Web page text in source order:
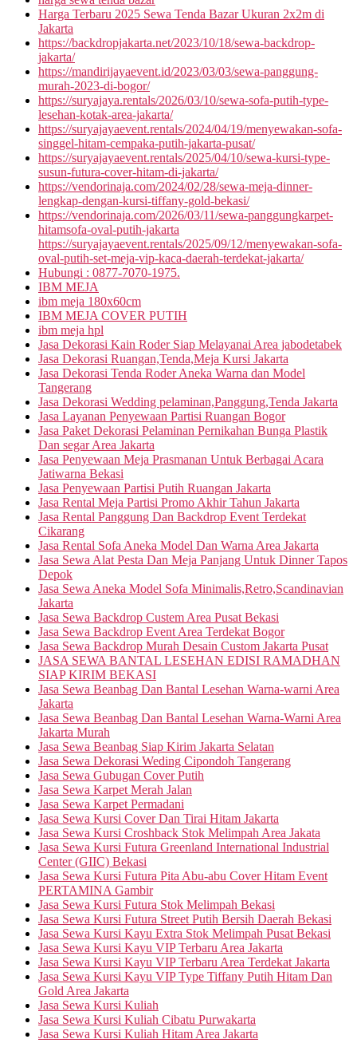
Harga Terbaru 2025 Sewa Tenda Bazar Ukuran 2x2m di
Jakarta
https://backdropjakarta.net/2023/10/18/sewa-backdrop-
jakarta/
https://mandirijayaevent.id/2023/03/03/sewa-panggung-
murah-2023-di-bogor/
https://suryajaya.rentals/2026/03/10/sewa-sofa-putih-type-
lesehan-kotak-area-jakarta/
https://suryajayaevent.rentals/2024/04/19/menyewakan-sofa-
singgel-hitam-cempaka-putih-jakarta-pusat/
https://suryajayaevent.rentals/2025/04/10/sewa-kursi-type-
susun-futura-cover-hitam-di-jakarta/
https://vendorinaja.com/2024/02/28/sewa-meja-dinner-
lengkap-dengan-kursi-tiffany-gold-bekasi/
https://vendorinaja.com/2026/03/11/sewa-panggungkarpet-
hitamsofa-oval-putih-jakarta
https://suryajayaevent.rentals/2025/09/12/menyewakan-sofa-
oval-putih-set-meja-vip-kaca-daerah-terdekat-jakarta/
Hubungi : 0877-7070-1975.
IBM MEJA
ibm meja 180x60cm
IBM MEJA COVER PUTIH
ibm meja hpl
Jasa Dekorasi Kain Roder Siap Melayanai Area jabodetabek
Jasa Dekorasi Ruangan,Tenda,Meja Kursi Jakarta
Jasa Dekorasi Tenda Roder Aneka Warna dan Model
Tangerang
Jasa Dekorasi Wedding pelaminan,Panggung,Tenda Jakarta
Jasa Layanan Penyewaan Partisi Ruangan Bogor
Jasa Paket Dekorasi Pelaminan Pernikahan Bunga Plastik
Dan segar Area Jakarta
Jasa Penyewaan Meja Prasmanan Untuk Berbagai Acara
Jatiwarna Bekasi
Jasa Penyewaan Partisi Putih Ruangan Jakarta
Jasa Rental Meja Partisi Promo Akhir Tahun Jakarta
Jasa Rental Panggung Dan Backdrop Event Terdekat
Cikarang
Jasa Rental Sofa Aneka Model Dan Warna Area Jakarta
Jasa Sewa Alat Pesta Dan Meja Panjang Untuk Dinner Tapos
Depok
Jasa Sewa Aneka Model Sofa Minimalis,Retro,Scandinavian
Jakarta
Jasa Sewa Backdrop Custem Area Pusat Bekasi
Jasa Sewa Backdrop Event Area Terdekat Bogor
Jasa Sewa Backdrop Murah Desain Custom Jakarta Pusat
JASA SEWA BANTAL LESEHAN EDISI RAMADHAN
SIAP KIRIM BEKASI
Jasa Sewa Beanbag Dan Bantal Lesehan Warna-warni Area
Jakarta
Jasa Sewa Beanbag Dan Bantal Lesehan Warna-Warni Area
Jakarta Murah
Jasa Sewa Beanbag Siap Kirim Jakarta Selatan
Jasa Sewa Dekorasi Weding Cipondoh Tangerang
Jasa Sewa Gubugan Cover Putih
Jasa Sewa Karpet Merah Jalan
Jasa Sewa Karpet Permadani
Jasa Sewa Kursi Cover Dan Tirai Hitam Jakarta
Jasa Sewa Kursi Croshback Stok Melimpah Area Jakata
Jasa Sewa Kursi Futura Greenland International Industrial
Center (GIIC) Bekasi
Jasa Sewa Kursi Futura Pita Abu-abu Cover Hitam Event
PERTAMINA Gambir
Jasa Sewa Kursi Futura Stok Melimpah Bekasi
Jasa Sewa Kursi Futura Street Putih Bersih Daerah Bekasi
Jasa Sewa Kursi Kayu Extra Stok Melimpah Pusat Bekasi
Jasa Sewa Kursi Kayu VIP Terbaru Area Jakarta
Jasa Sewa Kursi Kayu VIP Terbaru Area Terdekat Jakarta
Jasa Sewa Kursi Kayu VIP Type Tiffany Putih Hitam Dan
Gold Area Jakarta
Jasa Sewa Kursi Kuliah
Jasa Sewa Kursi Kuliah Cibatu Purwakarta
Jasa Sewa Kursi Kuliah Hitam Area Jakarta